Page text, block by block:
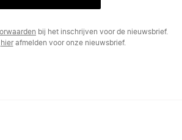
bij het inschrijven voor de nieuwsbrief.
hierafmelden voor onze nieuwsbrief.